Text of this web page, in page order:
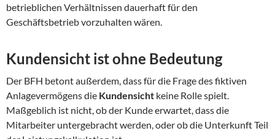
betrieblichen Verhältnissen dauerhaft für den
Geschäftsbetrieb vorzuhalten wären.
Kundensicht ist ohne Bedeutung
Der BFH betont außerdem, dass für die Frage des fiktiven
Anlagevermögens die Kundensicht keine Rolle spielt.
Maßgeblich ist nicht, ob der Kunde erwartet, dass die
Mitarbeiter untergebracht werden, oder ob die Unterkunft Teil